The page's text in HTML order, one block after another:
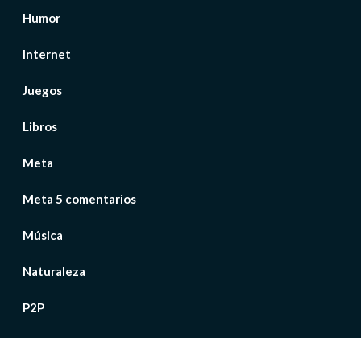
Humor
Internet
Juegos
Libros
Meta
Meta 5 comentarios
Música
Naturaleza
P2P